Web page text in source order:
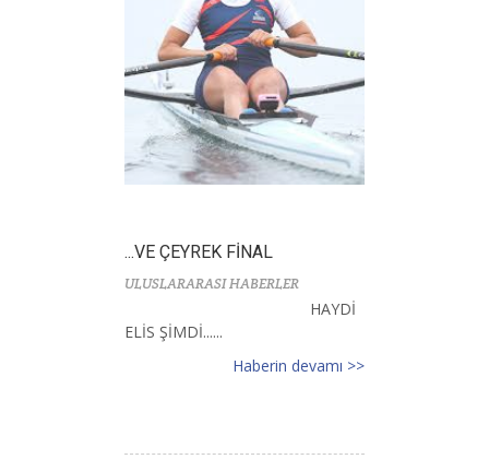
...VE ÇEYREK FİNAL
ULUSLARARASI HABERLER
HAYDİ
ELİS ŞİMDİ......
Haberin devamı >>